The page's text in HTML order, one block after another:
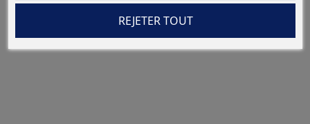
REJETER TOUT